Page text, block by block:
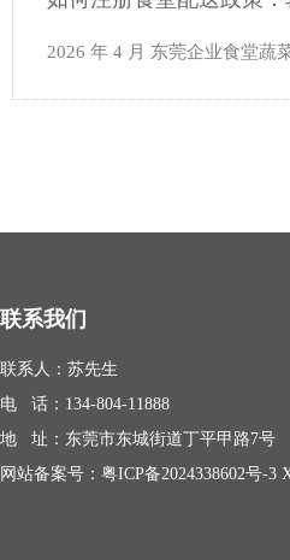
2026 年 4 月 东莞企业食堂蔬
联系我们
联系人：苏先生
电 话：134-804-11888
地 址：东莞市东城街道丁平甲路7号
网站备案号： 粤ICP备2024338602号-3